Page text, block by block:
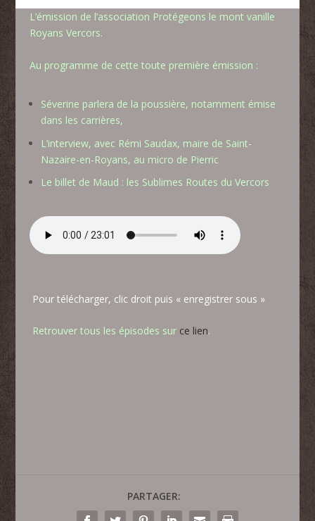
L’émission de l’association Protégeons le mont vanille
Royans Vercors.
Au programme de cette toute première émission :
Séverine parlera de la poussière, notamment émise
dans les carrières,
L’interview, avec Rémi Saudax, maire de Saint-
Nazaire-en-Royans, au micro de Pierric
Le billet de Maud : les Sublimes Routes du Vercors
Pour télécharger, clic droit puis « enregistrer sous »
Retrouver tous les épisodes sur ce lien.
PARTAGER: